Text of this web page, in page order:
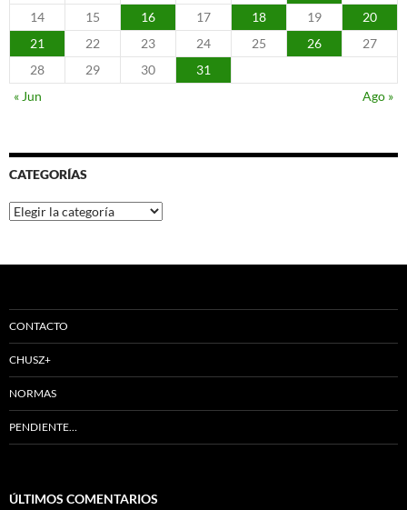
14
15 16 17 18 19
20
21
22 23 24 25 26
27
28
29 30
31
« Jun
Ago »
CATEGORÍAS
Categorías
CONTACTO
CHUSZ+
NORMAS
PENDIENTE…
ÚLTIMOS COMENTARIOS